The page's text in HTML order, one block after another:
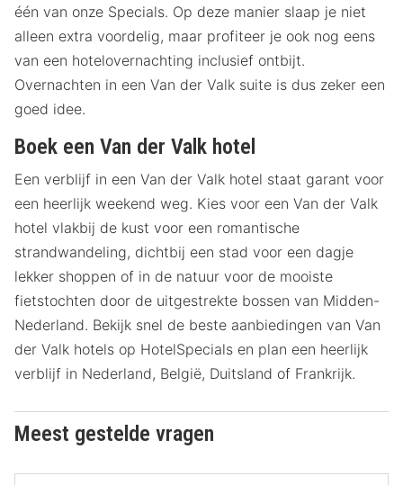
één van onze Specials. Op deze manier slaap je niet
alleen extra voordelig, maar profiteer je ook nog eens
van een hotelovernachting inclusief ontbijt.
Overnachten in een Van der Valk suite is dus zeker een
goed idee.
Boek een Van der Valk hotel
Een verblijf in een Van der Valk hotel staat garant voor
een heerlijk weekend weg. Kies voor een Van der Valk
hotel vlakbij de kust voor een romantische
strandwandeling, dichtbij een stad voor een dagje
lekker shoppen of in de natuur voor de mooiste
fietstochten door de uitgestrekte bossen van Midden-
Nederland. Bekijk snel de beste aanbiedingen van Van
der Valk hotels op HotelSpecials en plan een heerlijk
verblijf in Nederland, België, Duitsland of Frankrijk.
Meest gestelde vragen